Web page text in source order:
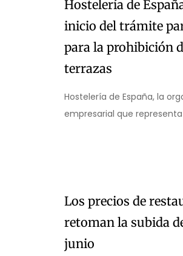
Hostelería de
inicio del trámite
para la prohibición
terrazas
Hostelería de España, la
empresarial que
Los precios de
retoman la subida
junio